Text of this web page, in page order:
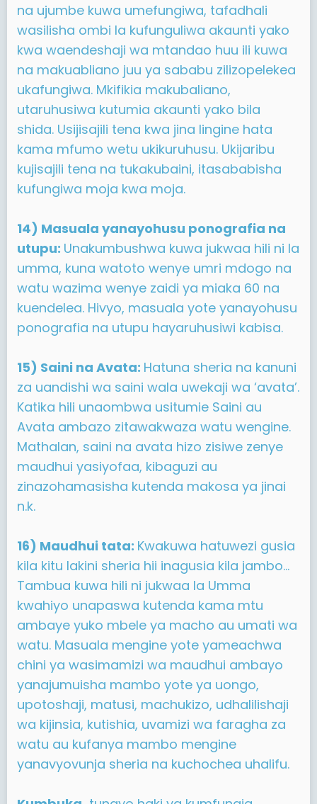
na ujumbe kuwa umefungiwa, tafadhali
wasilisha ombi la kufunguliwa akaunti yako
kwa waendeshaji wa mtandao huu ili kuwa
na makuabliano juu ya sababu zilizopelekea
ukafungiwa. Mkifikia makubaliano,
utaruhusiwa kutumia akaunti yako bila
shida. Usijisajili tena kwa jina lingine hata
kama mfumo wetu ukikuruhusu. Ukijaribu
kujisajili tena na tukakubaini, itasababisha
kufungiwa moja kwa moja.
14) Masuala yanayohusu ponografia na
utupu: Unakumbushwa kuwa jukwaa hili ni la
umma, kuna watoto wenye umri mdogo na
watu wazima wenye zaidi ya miaka 60 na
kuendelea. Hivyo, masuala yote yanayohusu
ponografia na utupu hayaruhusiwi kabisa.
15) Saini na Avata: Hatuna sheria na kanuni
za uandishi wa saini wala uwekaji wa ‘avata’.
Katika hili unaombwa usitumie Saini au
Avata ambazo zitawakwaza watu wengine.
Mathalan, saini na avata hizo zisiwe zenye
maudhui yasiyofaa, kibaguzi au
zinazohamasisha kutenda makosa ya jinai
n.k.
16) Maudhui tata: Kwakuwa hatuwezi gusia
kila kitu lakini sheria hii inagusia kila jambo...
Tambua kuwa hili ni jukwaa la Umma
kwahiyo unapaswa kutenda kama mtu
ambaye yuko mbele ya macho au umati wa
watu. Masuala mengine yote yameachwa
chini ya wasimamizi wa maudhui ambayo
yanajumuisha mambo yote ya uongo,
upotoshaji, matusi, machukizo, udhalilishaji
wa kijinsia, kutishia, uvamizi wa faragha za
watu au kufanya mambo mengine
yanavyovunja sheria na kuchochea uhalifu.